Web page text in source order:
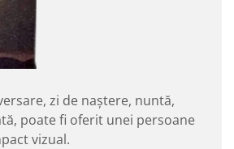
zi de naștere, nuntă,
poate fi oferit unei persoane
vizual.